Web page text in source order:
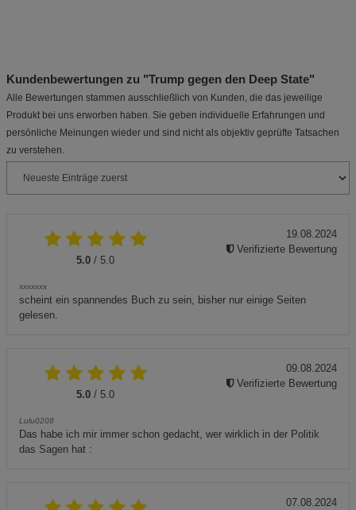
Kundenbewertungen zu "Trump gegen den Deep State"
Alle Bewertungen stammen ausschließlich von Kunden, die das jeweilige
Produkt bei uns erworben haben. Sie geben individuelle Erfahrungen und
persönliche Meinungen wieder und sind nicht als objektiv geprüfte Tatsachen
zu verstehen.
5.0 / 5.0
xxxxxxx
scheint ein spannendes Buch zu sein, bisher nur einige Seiten
gelesen.
19.08.2024
Verifizierte Bewertung
5.0 / 5.0
Lulu0208
Das habe ich mir immer schon gedacht, wer wirklich in der Politik
das Sagen hat :
09.08.2024
Verifizierte Bewertung
07.08.2024